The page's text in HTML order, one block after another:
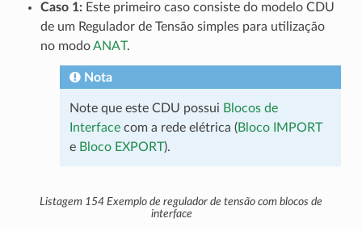
Caso 1:Este primeiro caso consiste do modelo CDU
de um Regulador de Tensão simples para utilização
no modoANAT.
Nota
Note que este CDU possui Blocos de
Interfacecom a rede elétrica (Bloco IMPORT
e Bloco EXPORT).
Listagem 154 Exemplo de regulador de tensão com blocos de
interface